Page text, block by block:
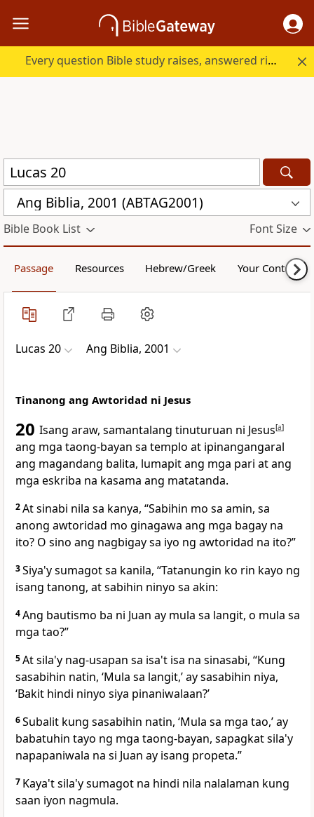
Every question Bible study raises, answered right here.
Ang Biblia, 2001 (ABTAG2001)
Bible Book List Font Size
Passage Resources Hebrew/Greek Your Content
Lucas 20 Ang Biblia, 2001
Tinanong ang Awtoridad ni Jesus
20 Isang araw, samantalang tinuturuan ni Jesus[a]
ang mga taong-bayan sa templo at ipinangangaral
ang magandang balita, lumapit ang mga pari at ang
mga eskriba na kasama ang matatanda.
2At sinabi nila sa kanya, “Sabihin mo sa amin, sa
anong awtoridad mo ginagawa ang mga bagay na
ito? O sino ang nagbigay sa iyo ng awtoridad na ito?”
3Siya'y sumagot sa kanila, “Tatanungin ko rin kayo ng
isang tanong, at sabihin ninyo sa akin:
4Ang bautismo ba ni Juan ay mula sa langit, o mula sa
mga tao?”
5At sila'y nag-usapan sa isa't isa na sinasabi, “Kung
sasabihin natin, ‘Mula sa langit,’ ay sasabihin niya,
‘Bakit hindi ninyo siya pinaniwalaan?’
6Subalit kung sasabihin natin, ‘Mula sa mga tao,’ ay
babatuhin tayo ng mga taong-bayan, sapagkat sila'y
napapaniwala na si Juan ay isang propeta.”
7 Kaya't sila'y sumagot na hindi nila nalalaman kung
saan iyon nagmula.